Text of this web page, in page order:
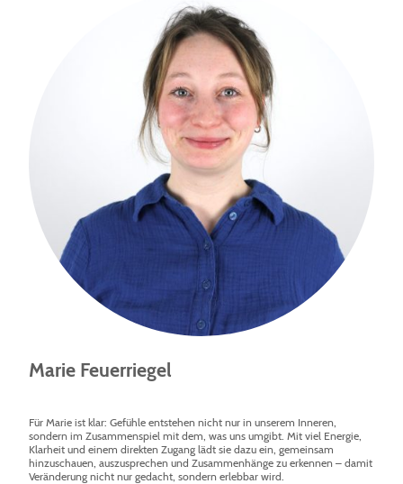
Marie Feuerriegel
Für Marie ist klar: Gefühle entstehen nicht nur in unserem Inneren,
sondern im Zusammenspiel mit dem, was uns umgibt. Mit viel Energie,
Klarheit und einem direkten Zugang lädt sie dazu ein, gemeinsam
hinzuschauen, auszusprechen und Zusammenhänge zu erkennen – damit
Veränderung nicht nur gedacht, sondern erlebbar wird.